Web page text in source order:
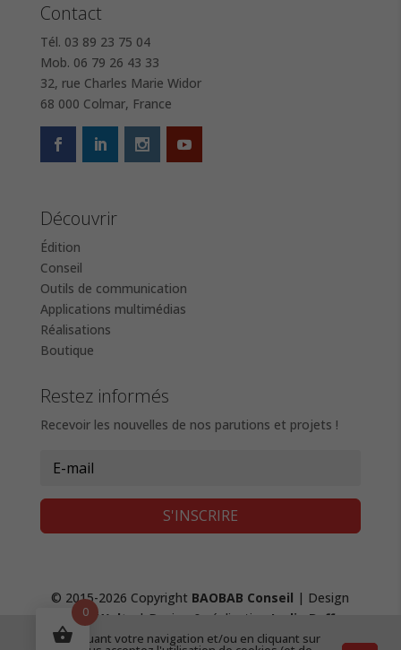
Contact
Tél. 03 89 23 75 04
Mob. 06 79 26 43 33
32, rue Charles Marie Widor
68 000 Colmar, France
Découvrir
Édition
Conseil
Outils de communication
Applications multimédias
Réalisations
Boutique
Restez informés
Recevoir les nouvelles de nos parutions et projets !
S'INSCRIRE
© 2015-2026 Copyright BAOBAB Conseil | Design
Fanny Waltz
| Design & réalisation Lydie Boffy
création de site web|Mentions Légales &
0
En continuant votre navigation et/ou en cliquant sur